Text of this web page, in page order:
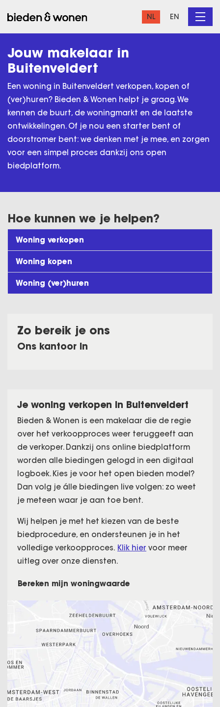
NL EN
Jouw makelaar in
Buitenveldert
Een woning in Buitenveldert verkopen, kopen of
(ver)huren? Bieden & Wonen helpt je graag. We
kennen de buurt, de woningmarkt en de laatste
ontwikkelingen. Of je nou een starter bent of
doorstromer bent: we denken met je mee, en zorgen
voor een simpel proces dankzij ons open
biedplatform.
Hoe kunnen we je helpen?
Woning verkopen
Woning kopen
Woning (ver)huren
Zo bereik je ons
Ons kantoor in
Je woning verkopen in Buitenveldert
Bieden & Wonen is een makelaar die de regie
over het verkoopproces weer teruggeeft aan
de verkoper. Dankzij ons online biedplatform
worden alle biedingen gelogd in een digitaal
logboek. Kies je voor het open bieden model?
Dan volg je álle biedingen live volgen: zo weet
je meteen waar je aan toe bent.
Wij helpen je met het kiezen van de beste
biedprocedure, en ondersteunen je in het
volledige verkoopproces. Klik hier voor meer
uitleg over onze diensten.
Bereken mijn woningwaarde